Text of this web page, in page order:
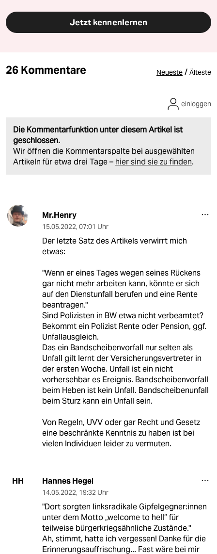
Jetzt kennenlernen
26 Kommentare Neueste / Älteste
Die Kommentarfunktion unter diesem Artikel ist
geschlossen.
Wir öffnen die Kommentarspalte bei ausgewählten
Artikeln für etwa drei Tage – hier sind sie zu finden.
einloggen
Mr.Henry
15.05.2022, 07:01 Uhr
Der letzte Satz des Artikels verwirrt mich
etwas:
"Wenn er eines Tages wegen seines Rückens
gar nicht mehr arbeiten kann, könnte er sich
auf den Dienstunfall berufen und eine Rente
beantragen."
Sind Polizisten in BW etwa nicht verbeamtet?
Bekommt ein Polizist Rente oder Pension, ggf.
Unfallausgleich.
Das ein Bandscheibenvorfall nur selten als
Unfall gilt lernt der Versicherungsvertreter in
der ersten Woche. Unfall ist ein nicht
vorhersehbar es Ereignis. Bandscheibenvorfall
beim Heben ist kein Unfall. Bandscheibenunfall
beim Sturz kann ein Unfall sein.
Von Regeln, UVV oder gar Recht und Gesetz
eine beschränkte Kenntnis zu haben ist bei
vielen Individuen leider zu vermuten.
HH Hannes Hegel
14.05.2022, 19:32 Uhr
"Dort sorgten linksradikale Gipfelgeg­ne­r:in­nen
unter dem Motto „welcome to hell“ für
teilweise bürgerkriegsähnliche Zustände."
Ah, stimmt, hatte ich vergessen! Danke für die
Erinnerungsauffrischung... Fast wäre bei mir